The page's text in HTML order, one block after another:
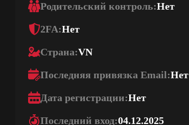
Родительский контроль:Нет
2FA:Нет
Страна:VN
Последняя привязка Email:Нет
Дата регистрации:Нет
Последний вход:04.12.2025